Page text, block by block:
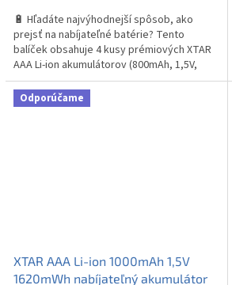
🔋 Hľadáte najvýhodnejší spôsob, ako
prejsť na nabíjateľné batérie? Tento
balíček obsahuje 4 kusy prémiových XTAR
AAA Li-ion akumulátorov (800mAh, 1,5V,
1200mWh) plus...
Odporúčame
XTAR AAA Li-ion 1000mAh 1,5V
1620mWh nabíjateľný akumulátor